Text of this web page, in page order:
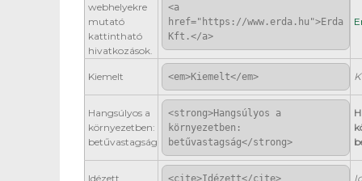
webhelyekre
mutató
kattintható
hivatkozások.
<a
href="https://www.erda.hu">Erda
Kft.</a>
Kiemelt <em>Kiemelt</em>
Hangsúlyos a
környezetben:
betűvastagság
<strong>Hangsúlyos a
környezetben:
betűvastagság</strong>
Idézett